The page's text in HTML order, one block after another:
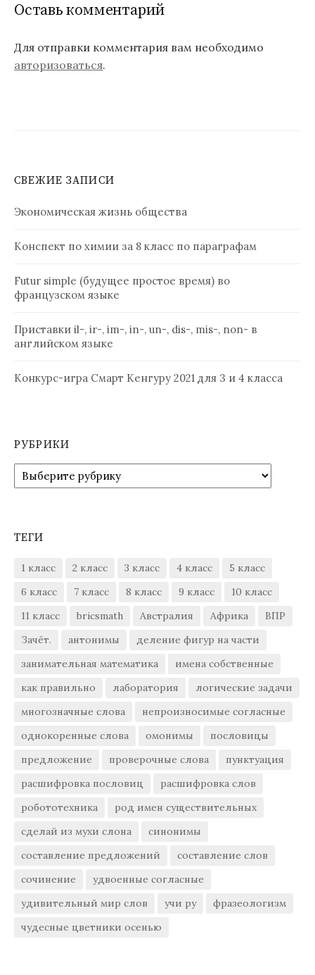
Оставь комментарий
Для отправки комментария вам необходимо
авторизоваться.
СВЕЖИЕ ЗАПИСИ
Экономическая жизнь общества
Конспект по химии за 8 класс по параграфам
Futur simple (будущее простое время) во
французском языке
Приставки il-, ir-, im-, in-, un-, dis-, mis-, non- в
английском языке
Конкурс-игра Смарт Кенгуру 2021 для 3 и 4 класса
РУБРИКИ
Рубрики
ТЕГИ
1 класс 2 класс 3 класс 4 класс
5 класс
6 класс
7 класс 8 класс 9 класс
10 класс
11 класс
bricsmath Австралия Африка
ВПР
Зачёт.
антонимы
деление фигур на части
занимательная математика
имена собственные
как правильно
лаборатория
логические задачи
многозначные слова
непроизносимые согласные
однокоренные слова
омонимы
пословицы
предложение
проверочные слова
пунктуация
расшифровка пословиц
расшифровка слов
робототехника
род имен существительных
сделай из мухи слона
синонимы
составление предложений
составление слов
сочинение
удвоенные согласные
удивительный мир слов
учи ру
фразеологизм
чудесные цветники осенью